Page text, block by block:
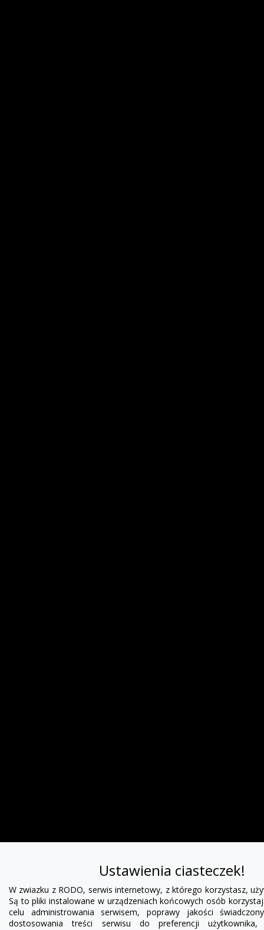
Ustawienia ciasteczek!
W zwiazku z RODO, serwis internetowy, z którego korzystasz,
Są to pliki instalowane w urządzeniach końcowych osób
celu administrowania serwisem, poprawy jakości
dostosowania treści serwisu do preferencji użytkownika,